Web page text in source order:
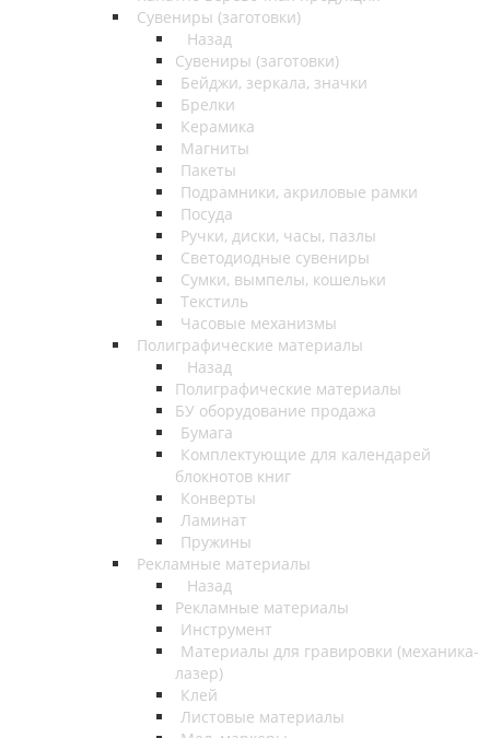
Сувениры (заготовки)
Назад
Сувениры (заготовки)
Бейджи, зеркала, значки
Брелки
Керамика
Магниты
Пакеты
Подрамники, акриловые рамки
Посуда
Ручки, диски, часы, пазлы
Светодиодные сувениры
Сумки, вымпелы, кошельки
Текстиль
Часовые механизмы
Полиграфические материалы
Назад
Полиграфические материалы
БУ оборудование продажа
Бумага
Комплектующие для календарей
блокнотов книг
Конверты
Ламинат
Пружины
Рекламные материалы
Назад
Рекламные материалы
Инструмент
Материалы для гравировки (механика-
лазер)
Клей
Листовые материалы